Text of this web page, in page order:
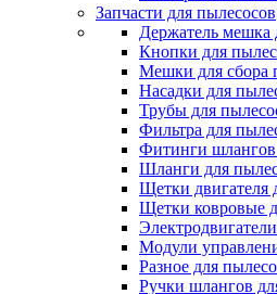
Запчасти для пылесосов
Держатель мешка
Кнопки для
Мешки для сбора
Насадки для
Трубы для
Фильтра для
Фитинги шлангов
Шланги для
Щетки двигателя
Щетки ковровые
Модули
Разное для
Ручки шлангов